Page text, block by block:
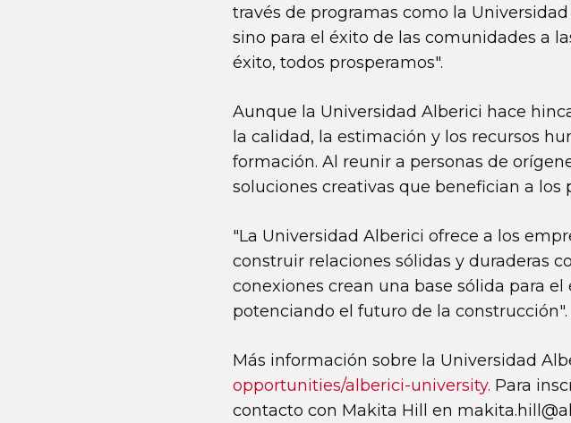
través de programas como la
sino para el éxito de las comunidades a
éxito, todos prosperamos".
Aunque la Universidad Alberici hace
la calidad, la estimación y los recursos
formación. Al reunir a personas de
soluciones creativas que benefician a los
"La Universidad Alberici ofrece a los
construir relaciones sólidas y duraderas
conexiones crean una base sólida para
potenciando el futuro de la construcción".
Más información sobre la Universidad
opportunities/alberici-university. Para
contacto con Makita Hill en